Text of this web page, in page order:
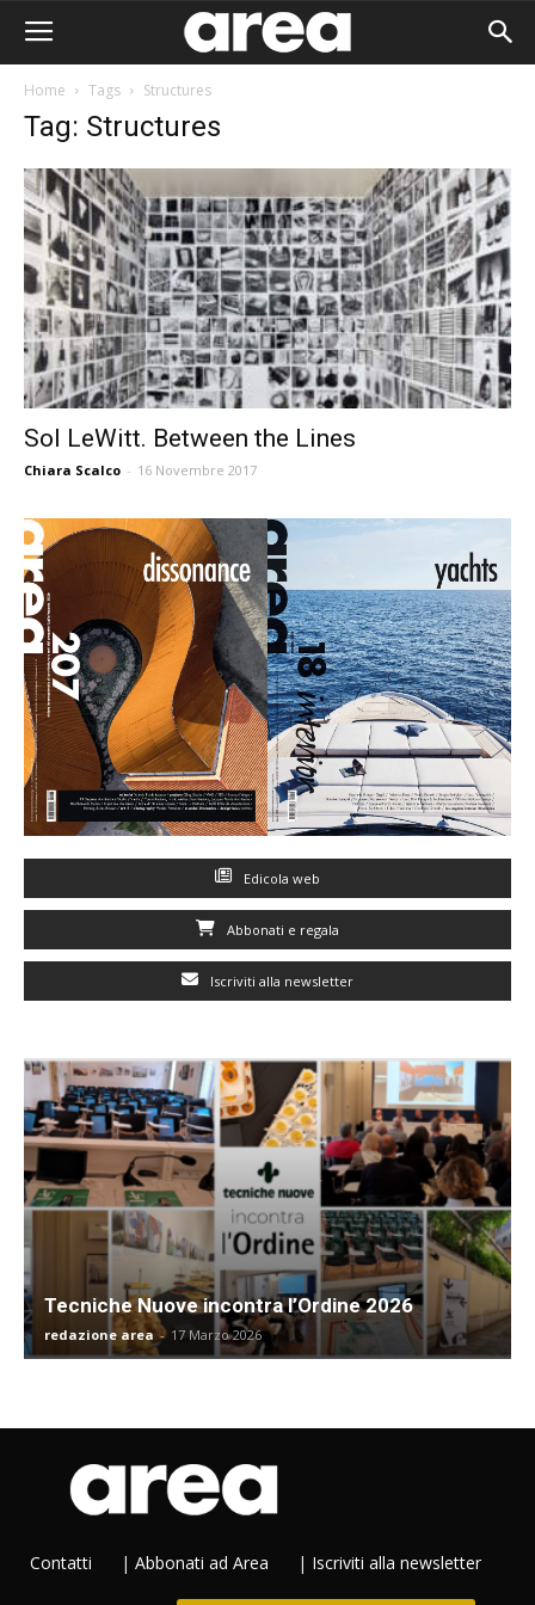
Home Tags Structures
Tag: Structures
Sol LeWitt. Between the Lines
Chiara Scalco - 16 Novembre 2017
Edicola web
Abbonati e regala
Iscriviti alla newsletter
Tecniche Nuove incontra l’Ordine 2026
redazione area - 17 Marzo 2026
Contatti | Abbonati ad Area | Iscriviti alla newsletter